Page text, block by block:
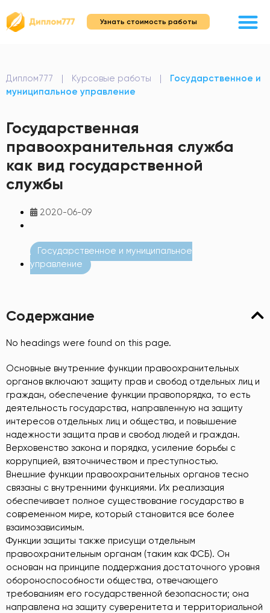
Узнать стоимость работы
Диплом777 | Курсовые работы |
Государственное и
муниципальное управление
Государственная
правоохранительная служба
как вид государственной
службы
2020-06-09
Государственное и муниципальное
управление
Содержание
No headings were found on this page.
Основные внутренние функции правоохранительных
органов включают защиту прав и свобод отдельных лиц и
граждан, обеспечение функции правопорядка, то есть
деятельность государства, направленную на защиту
интересов отдельных лиц и общества, и повышение
надежности защита прав и свобод людей и граждан.
Верховенство закона и порядка, усиление борьбы с
коррупцией, взяточничеством и преступностью.
Внешние функции правоохранительных органов тесно
связаны с внутренними функциями. Их реализация
обеспечивает полное существование государство в
современном мире, который становится все более
взаимозависимым.
Функции защиты также присущи отдельным
правоохранительным органам (таким как ФСБ). Он
основан на принципе поддержания достаточного уровня
обороноспособности общества, отвечающего
требованиям его государственной безопасности; она
направлена ​​на защиту суверенитета и территориальной